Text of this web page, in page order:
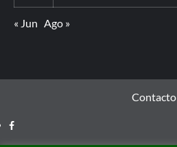
« Jun Ago »
Contacto